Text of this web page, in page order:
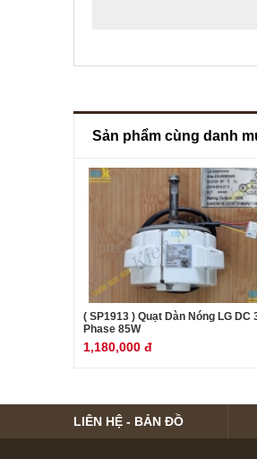
Sản phẩm cùng danh
( SP1913 ) Quạt Dàn Nóng LG DC
Phase 85W
1,180,000 đ
LIÊN HỆ - BẢN ĐỒ